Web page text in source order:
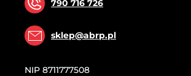
790 716 726
sklep@abrp.pl
NIP 8711777508